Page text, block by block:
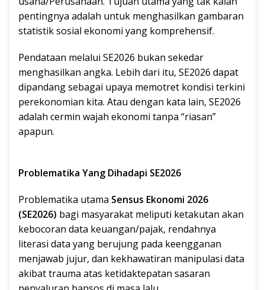
pentingnya adalah untuk menghasilkan gambaran
statistik sosial ekonomi yang komprehensif.
Pendataan melalui SE2026 bukan sekedar
menghasilkan angka. Lebih dari itu, SE2026 dapat
dipandang sebagai upaya memotret kondisi terkini
perekonomian kita. Atau dengan kata lain, SE2026
adalah cermin wajah ekonomi tanpa “riasan”
apapun.
Problematika Yang Dihadapi SE2026
Problematika utama Sensus Ekonomi 2026
(SE2026) bagi masyarakat meliputi ketakutan akan
kebocoran data keuangan/pajak, rendahnya
literasi data yang berujung pada keengganan
menjawab jujur, dan kekhawatiran manipulasi data
akibat trauma atas ketidaktepatan sasaran